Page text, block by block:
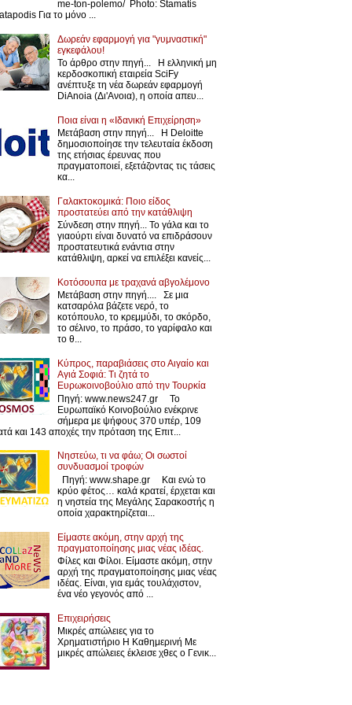
me-ton-polemo/ Photo: Stamatis
Για το μόνο ...
Δωρεάν εφαρμογή για "γυμναστική"
εγκεφάλου!
Το άρθρο στην πηγή... Η ελληνική μη
κερδοσκοπική εταιρεία SciFy
ανέπτυξε τη νέα δωρεάν εφαρμογή
DiAnoia (Δι'Ανοια), η οποία απευ...
Ποια είναι η «Ιδανική Επιχείρηση»
Μετάβαση στην πηγή... Η Deloitte
δημοσιοποίησε την τελευταία έκδοση
της ετήσιας έρευνας που
πραγματοποιεί, εξετάζοντας τις τάσεις
κα...
Γαλακτοκομικά: Ποιο είδος
προστατεύει από την κατάθλιψη
Σύνδεση στην πηγή... Το γάλα και το
γιαούρτι είναι δυνατό να επιδράσουν
προστατευτικά ενάντια στην
κατάθλιψη, αρκεί να επιλέξει κανείς...
Κοτόσουπα με τραχανά αβγολέμονο
Μετάβαση στην πηγή.... Σε μια
κατσαρόλα βάζετε νερό, το
κοτόπουλο, το κρεμμύδι, το σκόρδο,
το σέλινο, το πράσο, το γαρίφαλο και
το θ...
Κύπρος, παραβιάσεις στο Αιγαίο και
Αγιά Σοφιά: Τι ζητά το
Ευρωκοινοβούλιο από την Τουρκία
Πηγή: www.news247.gr Το
Ευρωπαϊκό Κοινοβούλιο ενέκρινε
σήμερα με ψήφους 370 υπέρ, 109
και 143 αποχές την πρόταση της Επιτ...
Νηστεύω, τι να φάω; Οι σωστοί
συνδυασμοί τροφών
Πηγή: www.shape.gr Και ενώ το
κρύο φέτος… καλά κρατεί, έρχεται και
η νηστεία της Μεγάλης Σαρακοστής η
οποία χαρακτηρίζεται...
Είμαστε ακόμη, στην αρχή της
πραγματοποίησης μιας νέας ιδέας.
Φίλες και Φίλοι. Είμαστε ακόμη, στην
αρχή της πραγματοποίησης μιας νέας
ιδέας. Είναι, για εμάς τουλάχιστον,
ένα νέο γεγονός από ...
Επιχειρήσεις
Μικρές απώλειες για το
Χρηματιστήριο Η Καθημερινή Με
μικρές απώλειες έκλεισε χθες ο Γενικ...